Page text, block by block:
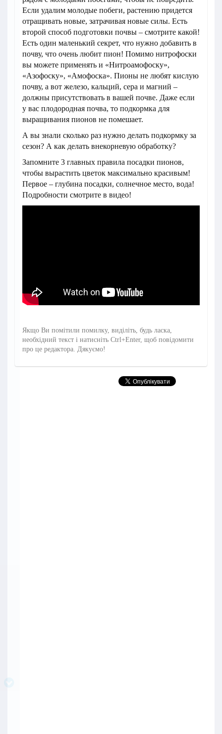
Если удалим молодые побеги, растению придется
отращивать новые, затрачивая новые силы. Есть
второй способ подготовки почвы – смотрите какой!
Есть один маленький секрет, что нужно добавить в
почву, что очень любит пион! Помимо нитрофоски
вы можете применять и «Нитроамофоску»,
«Азофоску», «Амофоска». Пионы не любят кислую
почву, а вот железо, кальций, сера и магний –
должны присутствовать в вашей почве. Даже если
у вас плодородная почва, то подкормка для
выращивания пионов не помешает.
А вы знали сколько раз нужно делать подкормку за
сезон? А как делать внекорневую обработку?
Запомните 3 главных правила посадки пионов,
чтобы вырастить цветок максимально красивым!
Первое – глубина посадки, солнечное место, вода!
Подробности смотрите в видео!
Якщо Ви помітили помилку, виділіть, будь ласка,
необхідний текст і натисніть Ctrl+Enter, щоб повідомити
про це редактора. Дякуємо!